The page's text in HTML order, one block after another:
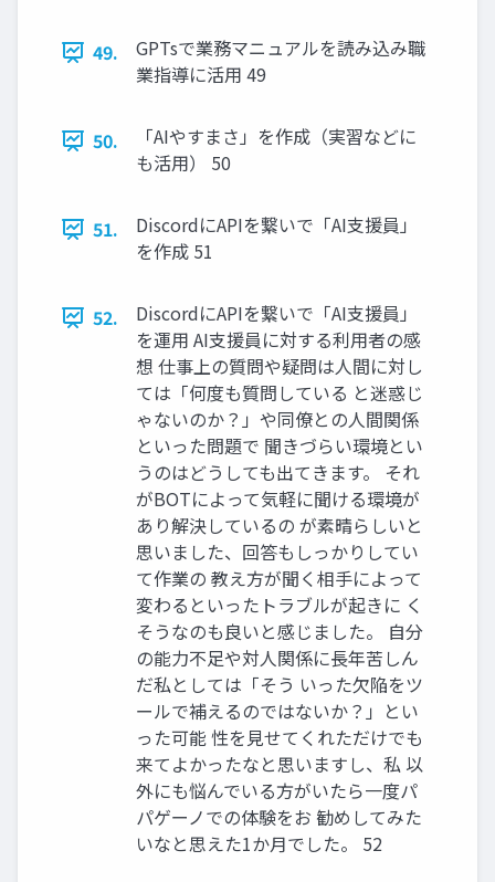
49.
GPTsで業務マニュアルを読み込み職
業指導に活用 49
50.
「AIやすまさ」を作成（実習などに
も活用） 50
51.
DiscordにAPIを繋いで「AI支援員」
を作成 51
52.
DiscordにAPIを繋いで「AI支援員」
を運用 AI支援員に対する利用者の感
想 仕事上の質問や疑問は人間に対し
ては「何度も質問している と迷惑じ
ゃないのか？」や同僚との人間関係
といった問題で 聞きづらい環境とい
うのはどうしても出てきます。 それ
がBOTによって気軽に聞ける環境が
あり解決しているの が素晴らしいと
思いました、回答もしっかりしてい
て作業の 教え方が聞く相手によって
変わるといったトラブルが起きに く
そうなのも良いと感じました。 自分
の能力不足や対人関係に長年苦しん
だ私としては「そう いった欠陥をツ
ールで補えるのではないか？」とい
った可能 性を見せてくれただけでも
来てよかったなと思いますし、私 以
外にも悩んでいる方がいたら一度パ
パゲーノでの体験をお 勧めしてみた
いなと思えた1か月でした。 52